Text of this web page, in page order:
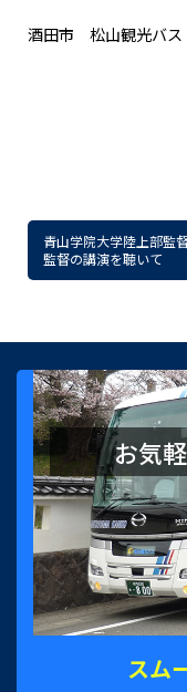
酒田市 松山観光バ
青山学院大学陸上部
監督の講演を聴いて
お気
スム